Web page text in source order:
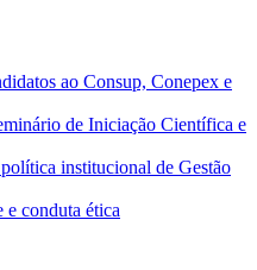
ao Consup, Conepex e
de Iniciação Científica e
institucional de Gestão
e conduta ética